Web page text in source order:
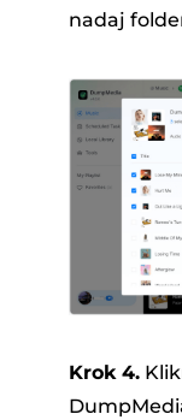
nadaj
Krok 4.